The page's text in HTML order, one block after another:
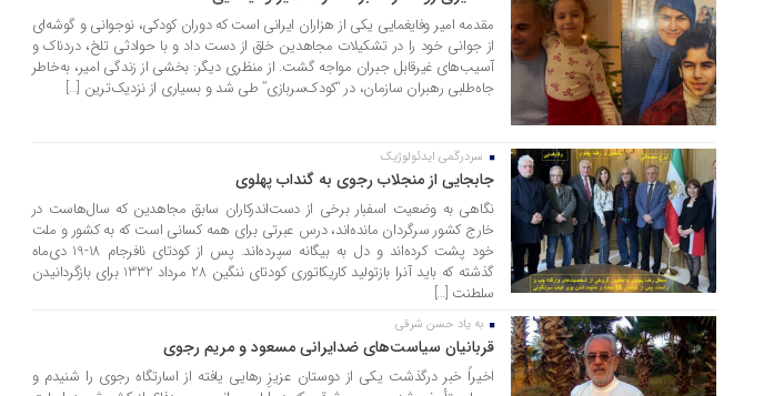
24 خرداد 1405
مقدمه امیر وفایغمایی یکی از هزاران ایرانی است که دوران کودکی، نوجوانی و گوشه‌ای
از جوانی خود را در تشکیلات مجاهدین خلق از دست داد و با حوادثی تلخ، دردناک و
آسیب‌های غیرقابل جبران مواجه گشت. از منظری دیگر: بخشی از زندگی امیر، به‌خاطر
جاه‌طلبی رهبران سازمان، در “کودک‌سربازی” طی شد و بسیاری از نزدیک‌ترین […]
13 خرداد 1405
سردرگمی ایدئولوژیک
جابجایی از منجلاب رجوی به گنداب پهلوی
نگاهی به وضعیت اسفبار برخی از دست‌اندرکاران سابق مجاهدین که سال‌هاست در
خارج کشور سرگردان مانده‌اند، درس عبرتی برای همه کسانی است که به کشور و ملت
خود پشت کرده‌اند و دل به بیگانه سپرده‌اند. پس از کودتای نافرجام 18-19 دی‌ماه
گذشته که باید آنرا بازتولید کاریکاتوری کودتای ننگین 28 مرداد 1332 برای بازگردانیدن
سلطنت […]
11 خرداد 1405
به یاد حسن شرقی
قربانیان سیاست‌های ضدایرانی مسعود و مریم رجوی
اخیراً خبر درگذشت یکی از دوستان عزیزِ رهایی یافته از اسارتگاه رجوی را شنیدم و